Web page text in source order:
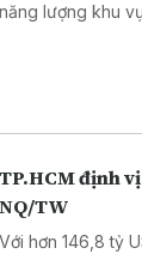
năng lượng khu
TP.HCM định
NQ/TW
Với hơn 146,8 tỷ